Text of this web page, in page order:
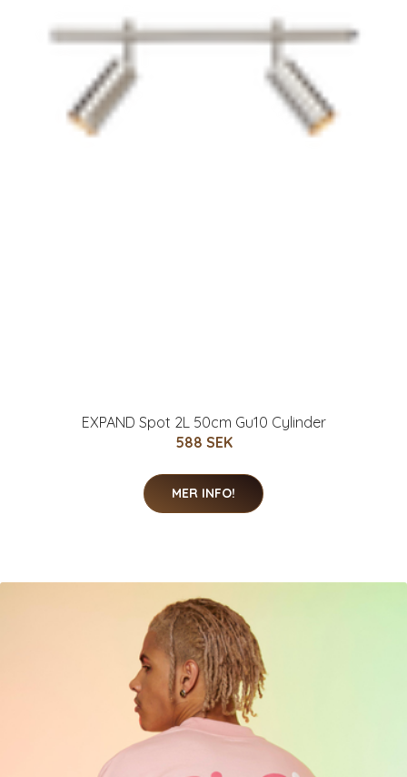
EXPAND Spot 2L 50cm Gu10 Cylinder
588 SEK
MER INFO!